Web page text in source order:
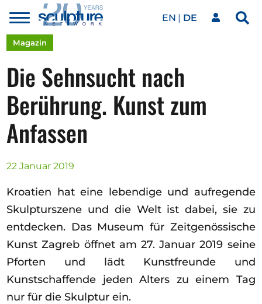
Skip to main content
Toggle
menu
EN DE
Unser Netzwerk
Kunstwerke
Unsere Events
Kunstkalender
Magazin
Ausschreibungen
Magazin
Die Sehnsucht nach
Berührung. Kunst zum
Anfassen
22 Januar 2019
Kroatien hat eine lebendige und aufregende
Skulpturszene und die Welt ist dabei, sie zu
entdecken. Das Museum für Zeitgenössische
Kunst Zagreb öffnet am 27. Januar 2019 seine
Pforten und lädt Kunstfreunde und
Kunstschaffende jeden Alters zu einem Tag
nur für die Skulptur ein.